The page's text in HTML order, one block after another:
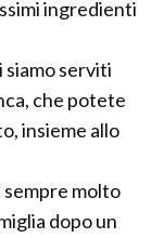
ingredienti
siamo serviti
che potete
insieme allo
molto
dopo un